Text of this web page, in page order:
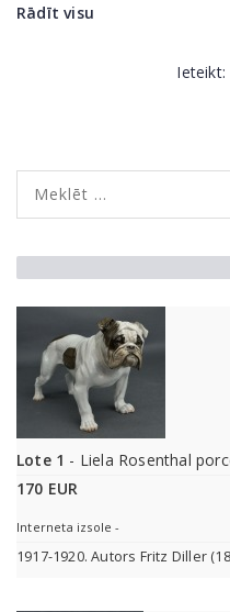
Rādīt visu
Ieteikt:
Lote 1 - Liela Rosenthal
170 EUR
Interneta izsole -
1917-1920. Autors Fritz Diller